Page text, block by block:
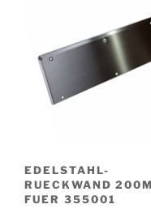
EDELSTAHL-
RUECKWAND
FUER 355001